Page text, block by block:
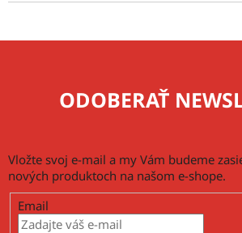
ODOBERAŤ
Vložte svoj e-mail a my Vám budeme
nových produktoch na našom e-shope.
Email